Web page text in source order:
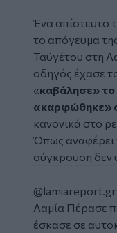
Ένα απίστευτο
το απόγευμα
Ταϋγέτου στη
οδηγός έχασε
«καβάλησε» το
«καρφώθηκε»
κανονικά στο
Όπως αναφέρει
σύγκρουση δεν
Embed
@lamiareport.gr
Λαμία Πέρασε
έσκασε σε